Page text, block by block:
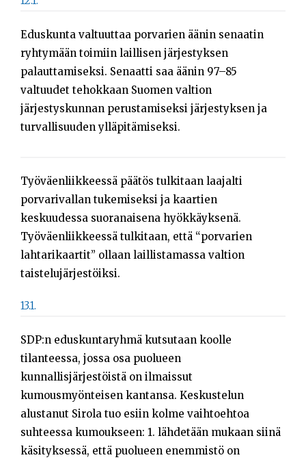
Eduskunta valtuuttaa porvarien äänin senaatin
ryhtymään toimiin laillisen järjestyksen
palauttamiseksi. Senaatti saa äänin 97–85
valtuudet tehokkaan Suomen valtion
järjestyskunnan perustamiseksi järjestyksen ja
turvallisuuden ylläpitämiseksi.
Työväenliikkeessä päätös tulkitaan laajalti
porvarivallan tukemiseksi ja kaartien
keskuudessa suoranaisena hyökkäyksenä.
Työväenliikkeessä tulkitaan, että “porvarien
lahtarikaartit” ollaan laillistamassa valtion
taistelujärjestöiksi.
13.1.
SDP:n eduskuntaryhmä kutsutaan koolle
tilanteessa, jossa osa puolueen
kunnallisjärjestöistä on ilmaissut
kumousmyönteisen kantansa. Keskustelun
alustanut Sirola tuo esiin kolme vaihtoehtoa
suhteessa kumoukseen: 1. lähdetään mukaan siinä
käsityksessä, että puolueen enemmistö on